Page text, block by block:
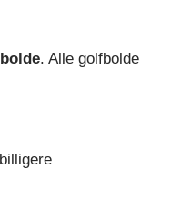
. Alle golfbolde